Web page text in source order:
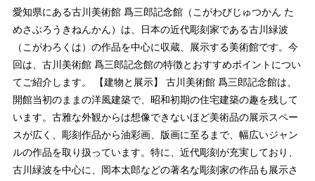
愛知県にある古川美術館 爲三郎記念館（こがわびじゅつかん た
めさぶろうきねんかん）は、日本の近代彫刻家である古川緑波
（こがわろくは）の作品を中心に収蔵、展示する美術館です。今
回は、古川美術館 爲三郎記念館の特徴とおすすめポイントについ
てご紹介します。 【建物と展示】 古川美術館 爲三郎記念館は、
開館当初のままの洋風建築で、昭和初期の住宅建築の趣を残して
います。古雅な外観からは想像できないほど美術品の展示スペー
スが広く、彫刻作品から油彩画、版画に至るまで、幅広いジャン
ルの作品を取り扱っています。特に、近代彫刻が充実しており、
古川緑波を中心に、岡本太郎などの著名な彫刻家の作品も展示さ